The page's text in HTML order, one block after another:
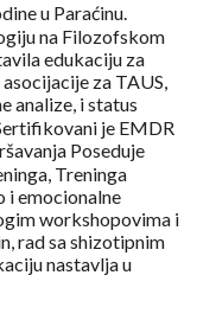
u Paraćinu.
na Filozofskom
edukaciju za
za TAUS,
analize, i status
je EMDR
Poseduje
Treninga
i emocionalne
workshopovima i
rad sa shizotipnim
nastavlja u